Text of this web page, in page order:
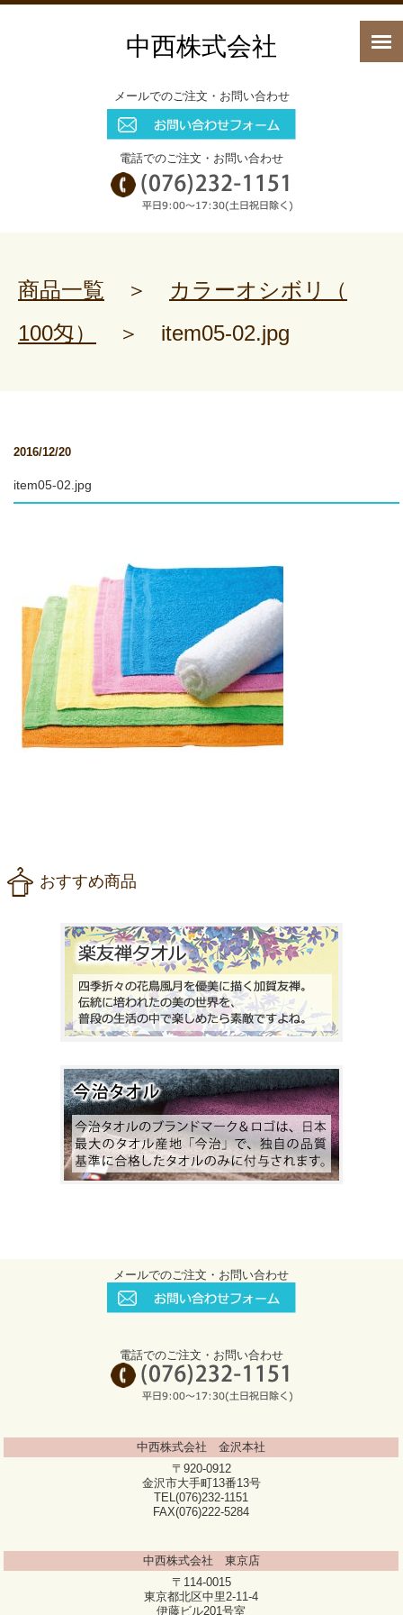
中西株式会社
メールでのご注文・お問い合わせ
電話でのご注文・お問い合わせ
商品一覧 ＞
カラーオシボリ（
100匁）
＞ item05-02.jpg
2016/12/20
item05-02.jpg
おすすめ商品
メールでのご注文・お問い合わせ
電話でのご注文・お問い合わせ
中西株式会社 金沢本社
〒920-0912
金沢市大手町13番13号
TEL(076)232-1151
FAX(076)222-5284
中西株式会社 東京店
〒114-0015
東京都北区中里2-11-4
伊藤ビル201号室